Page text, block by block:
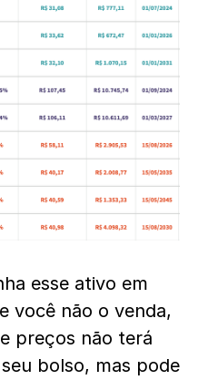
esse ativo em
você não o venda,
preços não terá
bolso, mas pode